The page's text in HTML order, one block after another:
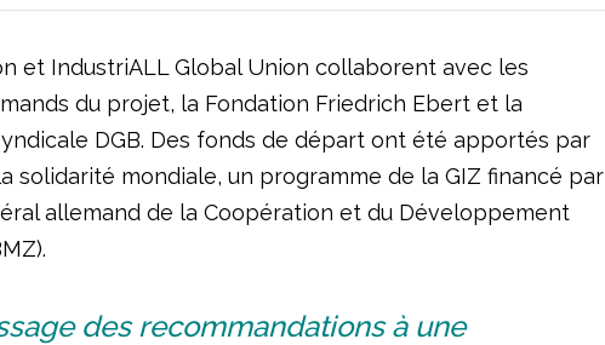
et IndustriALL Global Union collaborent avec les
du projet, la Fondation Friedrich Ebert et la
DGB. Des fonds de départ ont été apportés par
solidarité mondiale, un programme de la GIZ financé par
allemand de la Coopération et du Développement
des recommandations à une